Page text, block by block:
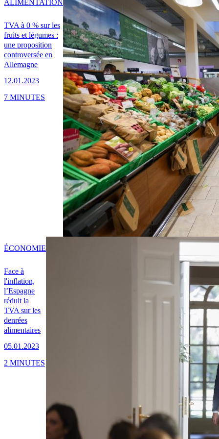
TVA à 0 % sur les
fruits et légumes :
une proposition
controversée en
Allemagne
12.01.2023
ALIMENTATION
7 MINUTES
Face à
l'inflation,
l’Espagne
réduit la
TVA sur les
denrées
alimentaires
05.01.2023
ÉCONOMIE
2 MINUTES